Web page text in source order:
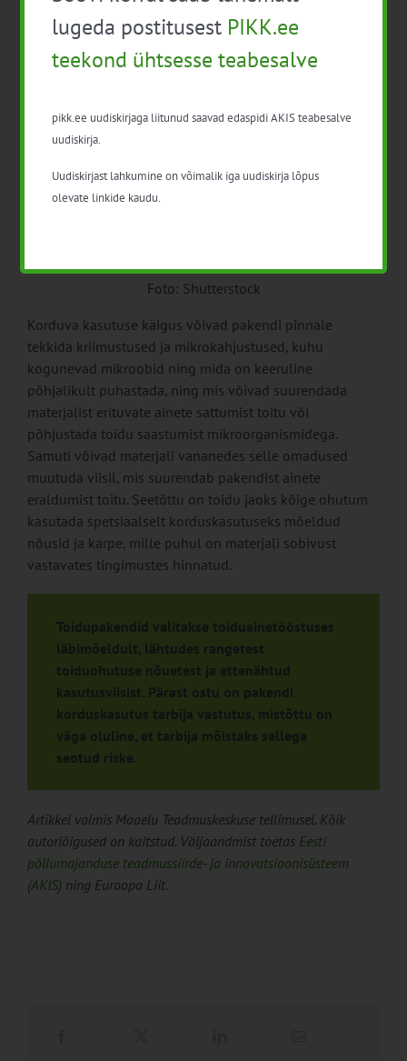
kõik toidupakendid ei ole mõeldud korduvkasutamiseks.
Näiteksplastist jogurti- või kohupiimatopsid, jäätise-
või salatikarbidon üldjuhul toodetud ühekordseks
kasutamiseks ja nende puhul ei ole tootja hinnanud,
kuumutamist ja kokkupuudet toiduga, mis on
tõenäoliselt ka teistsuguste omadustega (nt on
pakendis esmalt.
korduvkasutamiseks.
Foto: Shutterstock
Korduva kasutuse käigus võivad pakendi pinnale
tekkida kriimustused ja mikrokahjustused, kuhu
kogunevad mikroobid ning mida on keeruline
põhjalikult puhastada, ning mis võivad suurendada
materjalist erituvate ainete sattumist toitu või
põhjustada toidu saastumist mikroorganismidega.
Samuti võivad materjali vananedes selle omadused
muutuda viisil, mis suurendab pakendist ainete
eraldumist toitu. Seetõttu on toidu jaoks kõige ohutum
kasutada spetsiaalselt korduskasutuseks mõeldud
nõusid ja karpe, mille puhul on materjali sobivust
vastavates tingimustes hinnatud.
Toidupakendid valitakse toiduainetööstuses
läbimõeldult, lähtudes rangetest
toiduohutuse nõuetest ja ettenähtud
kasutusviisist. Pärast ostu on pakendi
korduskasutus tarbija vastutus, mistõttu on
väga oluline, et tarbija mõistaks sellega
seotud riske.
Artikkel valmis Maaelu Teadmuskeskuse tellimusel. Kõik
autoriõigused on kaitstud. Väljaandmist toetas Eesti
põllumajanduse teadmussiirde- ja innovatsioonisüsteem
(AKIS) ning Euroopa Liit.
lugeda postitusest PIKK.ee
teekond ühtsesse teabesalve
pikk.ee uudiskirjaga liitunud saavad edaspidi AKIS teabesalve
uudiskirja.
Uudiskirjast lahkumine on võimalik iga uudiskirja lõpus
olevate linkide kaudu.